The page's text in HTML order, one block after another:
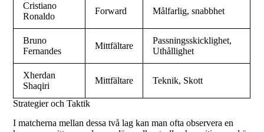
Cristiano
Ronaldo
Forward Målfarlig, snabbhet
Bruno
Fernandes
Mittfältare
Passningsskicklighet,
Uthållighet
Xherdan
Shaqiri
Mittfältare Teknik, Skott
Strategier och Taktik
I matcherna mellan dessa två lag kan man ofta observera en